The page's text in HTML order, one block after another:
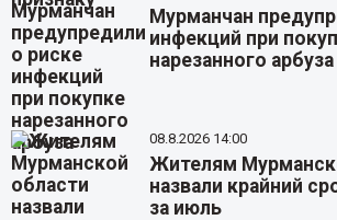
Мурманчан
инфекций при
нарезанного арбуза
08.8.2026 14:00
Жителям
назвали крайний
за июль